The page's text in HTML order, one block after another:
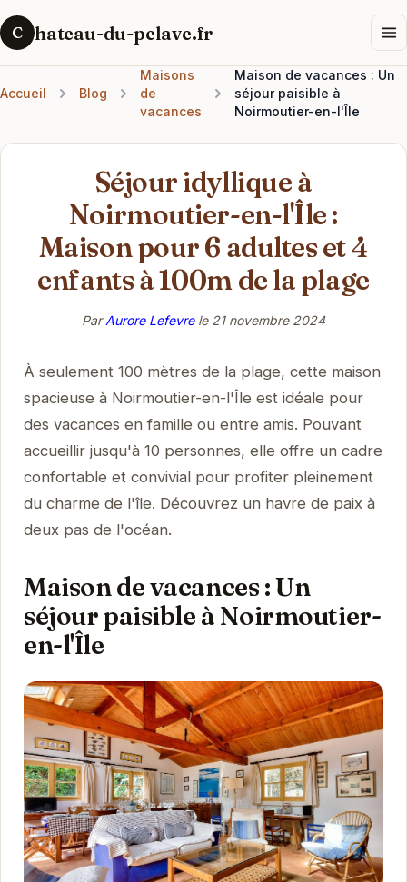
C hateau-du-pelave.fr
Accueil Blog
Maisons
de
vacances
Maison de vacances : Un
séjour paisible à
Noirmoutier-en-l'Île
Séjour idyllique à
Noirmoutier-en-l'Île :
Maison pour 6 adultes et 4
enfants à 100m de la plage
ParAurore Lefevrele 21 novembre 2024
À seulement 100 mètres de la plage, cette maison
spacieuse à Noirmoutier-en-l'Île est idéale pour
des vacances en famille ou entre amis. Pouvant
accueillir jusqu'à 10 personnes, elle offre un cadre
confortable et convivial pour profiter pleinement
du charme de l'île. Découvrez un havre de paix à
deux pas de l'océan.
Maison de vacances : Un
séjour paisible à Noirmoutier-
en-l'Île